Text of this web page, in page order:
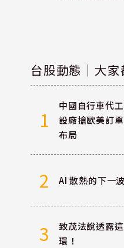
台股動態｜大家
1
中國自行車代
設廠搶歐美訂
布局
2 AI 散熱的下一
3
致茂法說透露
環！